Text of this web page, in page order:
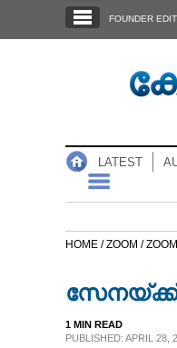
NOTIFIED NEWS
FOUNDER
LATEST
HOME /ZOOM /ZOOM
സേനയ്ക്ക്
1 MIN READ
PUBLISHED: APRIL 28,